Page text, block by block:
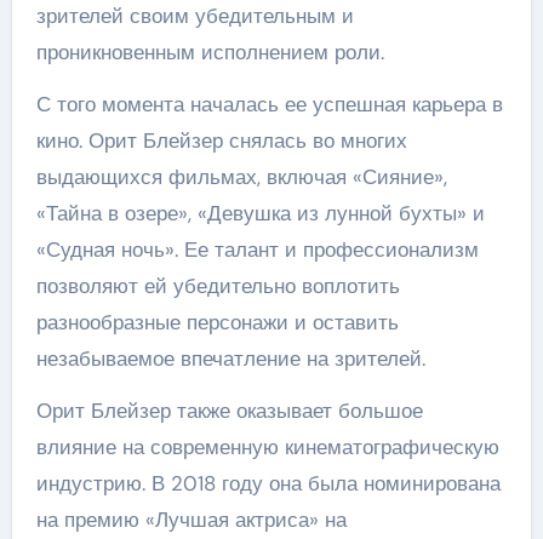
зрителей своим убедительным и
проникновенным исполнением роли.
С того момента началась ее успешная карьера в
кино. Орит Блейзер снялась во многих
выдающихся фильмах, включая «Сияние»,
«Тайна в озере», «Девушка из лунной бухты» и
«Судная ночь». Ее талант и профессионализм
позволяют ей убедительно воплотить
разнообразные персонажи и оставить
незабываемое впечатление на зрителей.
Орит Блейзер также оказывает большое
влияние на современную кинематографическую
индустрию. В 2018 году она была номинирована
на премию «Лучшая актриса» на